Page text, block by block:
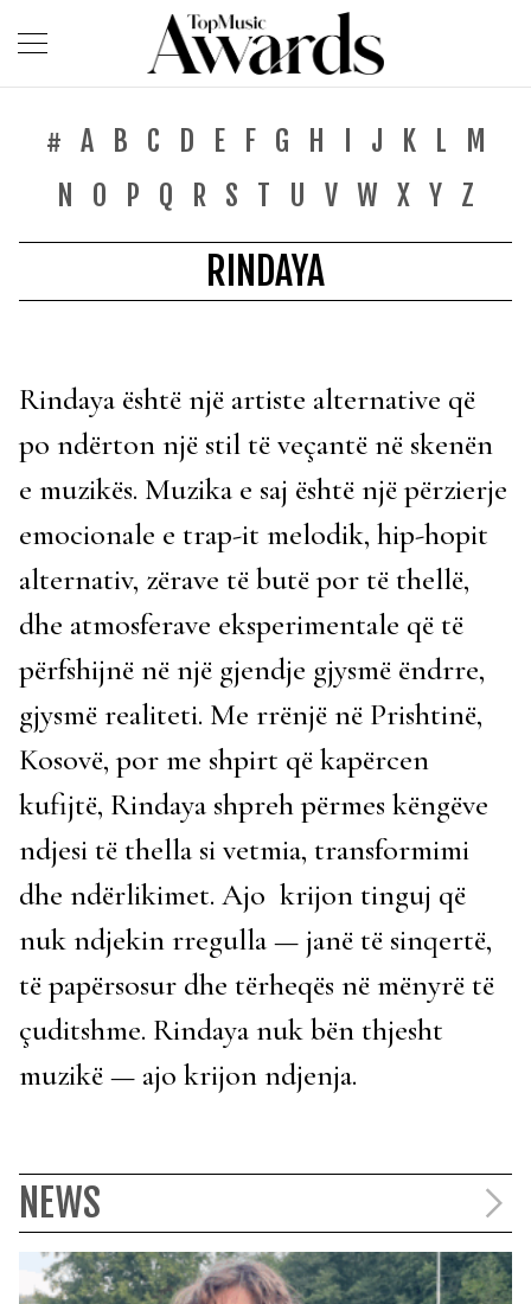
# A B C D E F G H J K L
M
N
O P Q R S T U V W X Y Z
RINDAYA
Rindaya është një artiste alternative që
po ndërton një stil të veçantë në skenën
e muzikës. Muzika e saj është një përzierje
emocionale e trap-it melodik, hip-hopit
alternativ, zërave të butë por të thellë,
dhe atmosferave eksperimentale që të
përfshijnë në një gjendje gjysmë ëndrre,
gjysmë realiteti. Me rrënjë në Prishtinë,
Kosovë, por me shpirt që kapërcen
kufijtë, Rindaya shpreh përmes këngëve
ndjesi të thella si vetmia, transformimi
dhe ndërlikimet. Ajo krijon tinguj që
nuk ndjekin rregulla — janë të sinqertë,
të papërsosur dhe tërheqës në mënyrë të
çuditshme. Rindaya nuk bën thjesht
muzikë — ajo krijon ndjenja.
NEWS